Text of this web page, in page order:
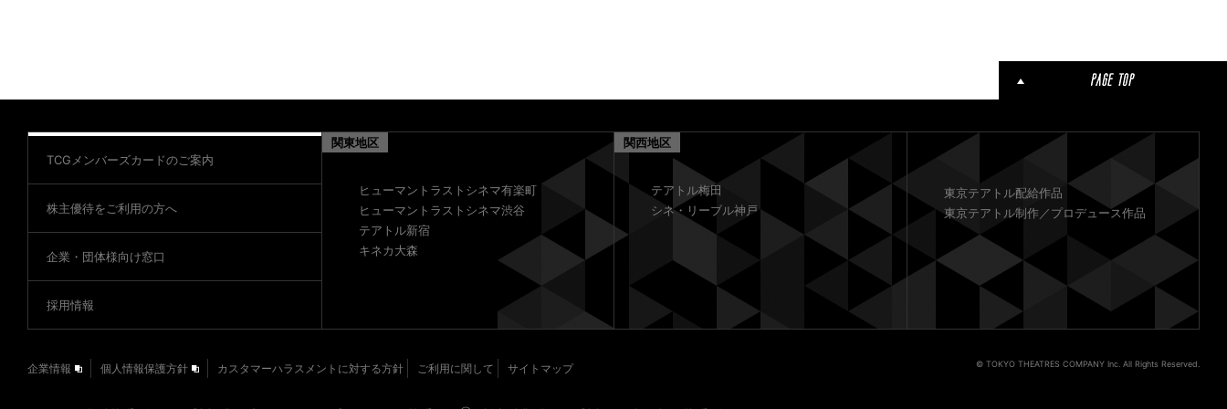
TCGメンバーズカードのご案内
株主優待をご利用の方へ
企業・団体様向け窓口
採用情報
関東地区
ヒューマントラストシネマ有楽町
ヒューマントラストシネマ渋谷
テアトル新宿
キネカ大森
関西地区
テアトル梅田
シネ・リーブル神戸
東京テアトル配給作品
東京テアトル制作／プロデュース作品
企業情報 個人情報保護方針 カスタマーハラスメントに対する方針 ご利用に関して サイトマップ © TOKYO THEATRES COMPANY Inc. All Rights Reserved.